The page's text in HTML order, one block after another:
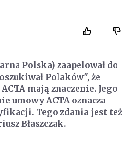
Polska) zaapelował do
Polaków", że
mają znaczenie. Jego
umowy ACTA oznacza
Tego zdania jest też
Błaszczak.